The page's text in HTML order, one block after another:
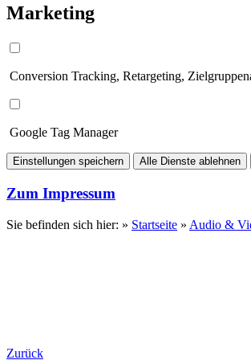
Marketing
Conversion Tracking, Retargeting,
Google Tag Manager
Einstellungen speichern Alle Dienste ablehnen
Zum Impressum
Sie befinden sich hier: » Startseite » Audio &
Zurück